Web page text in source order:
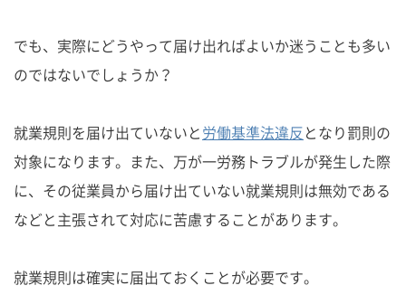
でも、実際にどうやって届け出ればよいか迷うことも多い
のではないでしょうか？
就業規則を届け出ていないと労働基準法違反となり罰則の
対象になります。また、万が一労務トラブルが発生した際
に、その従業員から届け出ていない就業規則は無効である
などと主張されて対応に苦慮することがあります。
就業規則は確実に届出ておくことが必要です。